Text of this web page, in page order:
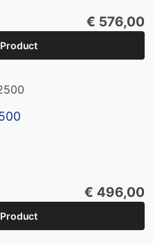
€ 576,00
€ 496,00